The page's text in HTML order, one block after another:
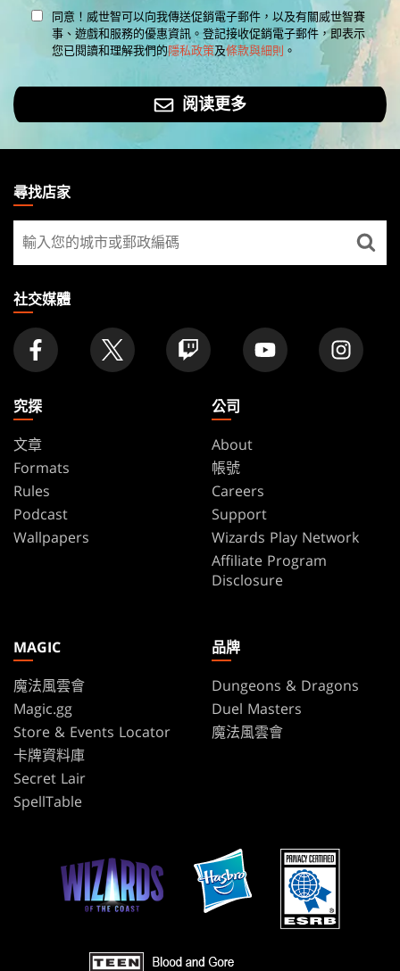
同意！威世智可以向我傳送促銷電子郵件，以及有關威世智賽
事、遊戲和服務的優惠資訊。登記接收促銷電子郵件，即表示
您已閱讀和理解我們的隱私政策及條款與細則 。
阅读更多
THE
GATHERING
FOOTER
尋找店家
尋
找
家
社交媒體
究探
文章
Formats
Rules
Podcast
Wallpapers
公司
About
帳號
Careers
Support
Wizards Play Network
Affiliate Program
Disclosure
MAGIC
魔法風雲會
Magic.gg
Store & Events Locator
卡牌資料庫
Secret Lair
SpellTable
品牌
Dungeons & Dragons
Duel Masters
魔法風雲會